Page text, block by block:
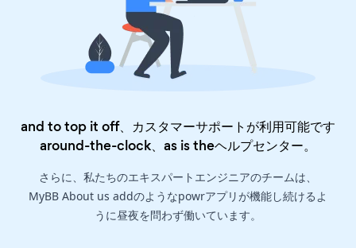
and to top it off、カスタマーサポートが利用可能です
around-the-clock、as is theヘルプセンター。
さらに、私たちのエキスパートエンジニアのチームは、
MyBB About us addのようなpowrアプリが機能し続けるよ
うに昼夜を問わず働いています。